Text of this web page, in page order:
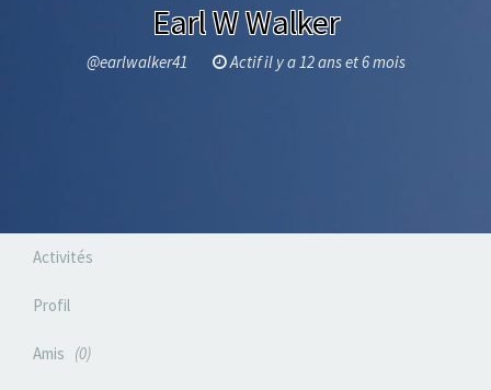
Earl W Walker
@earlwalker41 Actif il y a 12 ans et 6 mois
Activités
Profil
Amis 0